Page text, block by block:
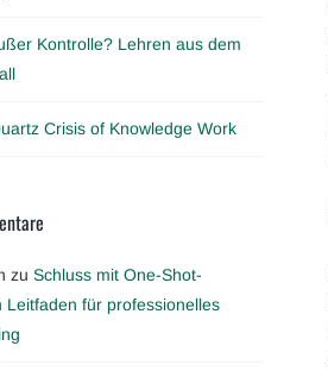
Kontrolle? Lehren aus dem
Crisis of Knowledge Work
zu Schluss mit One-Shot-
Leitfaden für professionelles